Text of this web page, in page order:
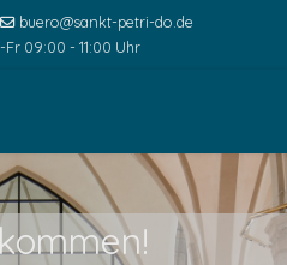
buero@sankt-petri-do.de
09:00 - 11:00 Uhr